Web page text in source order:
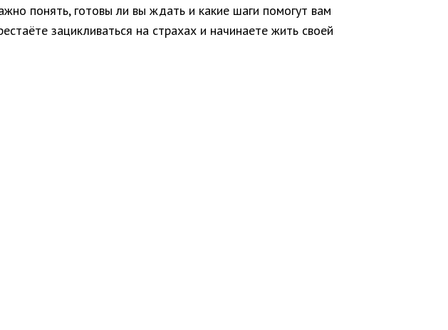
понять, готовы ли вы ждать и какие шаги помогут вам
зацикливаться на страхах и начинаете жить своей